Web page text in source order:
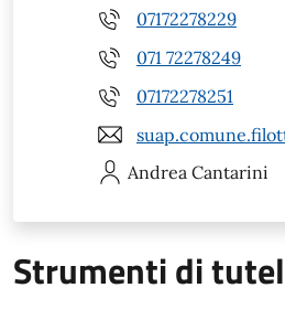
07172278229
071 72278249
07172278251
Andrea Cantarini
Strumenti di